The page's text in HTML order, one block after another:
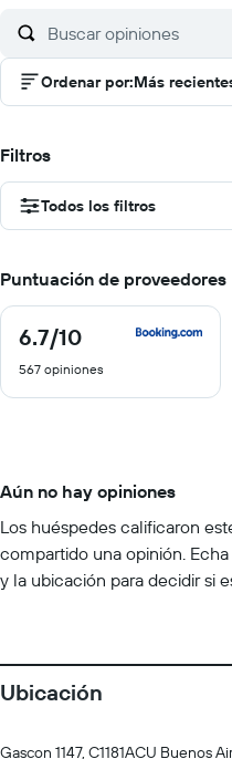
Ordenar por:Más
Filtros
Todos los filtros
Puntuación de proveedores
6.7/10
6.7
10
567 opiniones
Aún no hay opiniones
Los huéspedes calificaron
compartido una opinión.
y la ubicación para decidir si
Ubicación
Gascon 1147, C1181ACU Buenos